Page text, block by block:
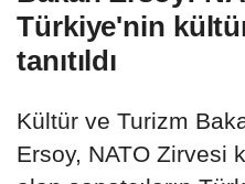
Türkiye'nin
tanıtıldı
Kültür ve Turizm
Ersoy, NATO Zirvesi